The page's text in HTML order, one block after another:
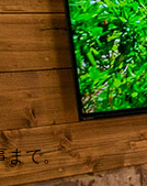
まで。